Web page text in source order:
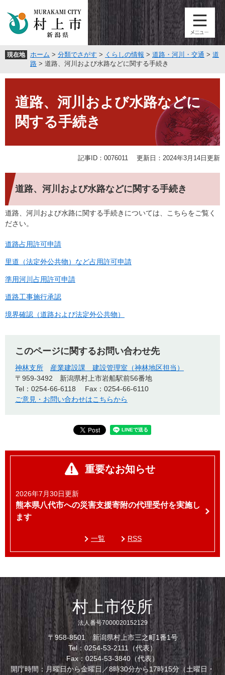
頭
す
飛
し
現在地 ホーム > 分類でさがす > くらしの情報 > 道路・河川・交通 > 道
路 > 道路、河川および水路などに関する手続き
道路、河川および水路などに
関する手続き
記事ID：0076011 更新日：2024年3月14日更新
道路、河川および水路などに関する手続き
道路、河川および水路に関する手続きについては、こちらをご覧く
ださい。
道路占用許可申請
里道（法定外公共物）など占用許可申請
準用河川占用許可申請
道路工事施行承認
境界確認（道路および法定外公共物）
このページに関するお問い合わせ先
神林支所
産業建設課 建設管理室（神林地区担当）
〒959-3492
新潟県村上市岩船駅前56番地
Tel：0254-66-6118
Fax：0254-66-6110
ご意見・お問い合わせはこちらから
重要なお知らせ
2026年7月30日更新
熊本県八代市への災害支援寄附の代理受付を実施し
ます
一覧 RSS
村上市役所
法人番号7000020152129
〒958-8501 新潟県村上市三之町1番1号
Tel：0254-53-2111（代表）
Fax：0254-53-3840（代表）
開庁時間：月曜日から金曜日／8時30分から17時15分（土曜日・